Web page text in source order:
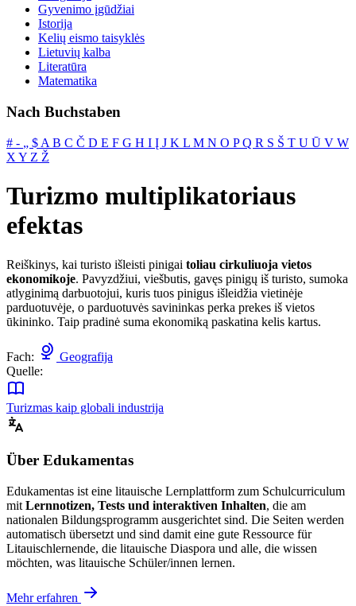
Gyvenimo įgūdžiai
Istorija
Kelių eismo taisyklės
Lietuvių kalba
Literatūra
Matematika
Nach Buchstaben
# ‐ „ $ A B C Č D E F G H I Į J K L M N O PQ R S Š T U Ū V W
X Y Z Ž
Turizmo multiplikatoriaus
efektas
Reiškinys, kai turisto išleisti pinigai toliau cirkuliuoja vietos
ekonomikoje. Pavyzdžiui, viešbutis, gavęs pinigų iš turisto, sumoka
atlyginimą darbuotojui, kuris tuos pinigus išleidžia vietinėje
parduotuvėje, o parduotuvės savininkas perka prekes iš vietos
ūkininko. Taip pradinė suma ekonomiką paskatina kelis kartus.
Fach:
Geografija
Quelle:
Turizmas kaip globali industrija
Über Edukamentas
Edukamentas ist eine litauische Lernplattform zum Schulcurriculum
mit Lernnotizen, Tests und interaktiven Inhalten, die am
nationalen Bildungsprogramm ausgerichtet sind. Die Seiten werden
automatisch übersetzt und sind damit eine gute Ressource für
Litauischlernende, die litauische Diaspora und alle, die wissen
möchten, was litauische Schüler/innen lernen.
Mehr erfahren